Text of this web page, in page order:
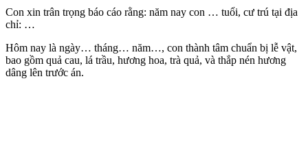
Con xin trân trọng báo cáo rằng: năm nay con … tuổi, cư trú tại địa
chỉ: …
Hôm nay là ngày… tháng… năm…, con thành tâm chuẩn bị lễ vật,
bao gồm quả cau, lá trầu, hương hoa, trà quả, và thắp nén hương
dâng lên trước án.